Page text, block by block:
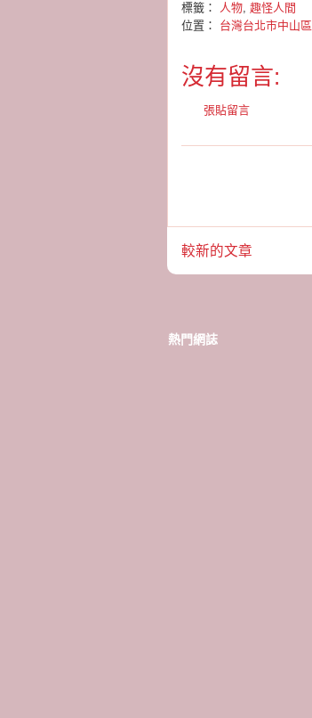
標籤： 人物, 趣怪人間
位置： 台灣台北市中山區
沒有留言:
張貼留言
較新的文章
熱門網誌